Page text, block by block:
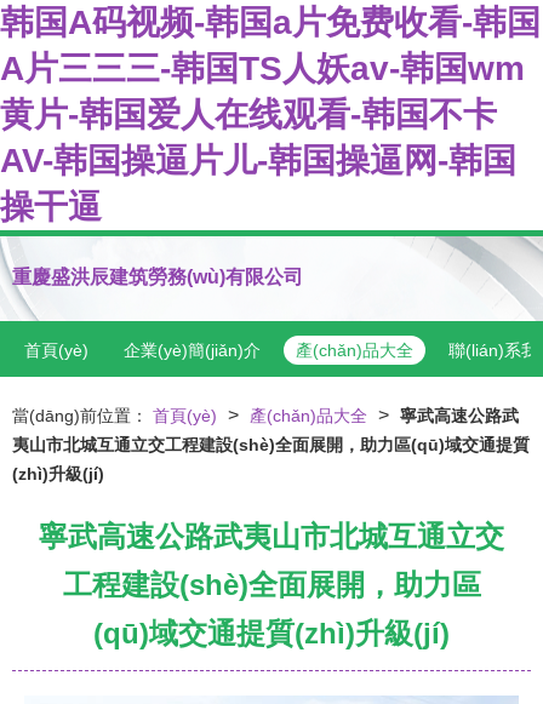
韩国A码视频-韩国a片免费收看-韩国
A片三三三-韩国TS人妖av-韩国wm
黄片-韩国爱人在线观看-韩国不卡
AV-韩国操逼片儿-韩国操逼网-韩国
操干逼
重慶盛洪辰建筑勞務(wù)有限公司
首頁(yè) 企業(yè)簡(jiǎn)介 產(chǎn)品大全 聯(lián)系我
當(dāng)前位置： 首頁(yè) > 產(chǎn)品大全 > 寧武高速公路武
夷山市北城互通立交工程建設(shè)全面展開，助力區(qū)域交通提質
(zhì)升級(jí)
寧武高速公路武夷山市北城互通立交
工程建設(shè)全面展開，助力區
(qū)域交通提質(zhì)升級(jí)